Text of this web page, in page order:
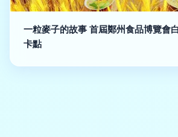
一粒麥子的故事 首屆鄭州食品博覽會
卡點